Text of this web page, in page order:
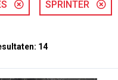
SPRINTER
14